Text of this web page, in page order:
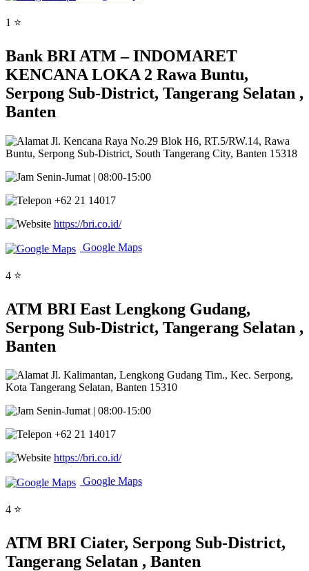
1 ⭐
Bank BRI ATM – INDOMARET
KENCANA LOKA 2 Rawa Buntu,
Serpong Sub-District, Tangerang Selatan ,
Banten
Jl. Kencana Raya No.29 Blok H6, RT.5/RW.14, Rawa
Buntu, Serpong Sub-District, South Tangerang City, Banten 15318
Senin-Jumat | 08:00-15:00
+62 21 14017
https://bri.co.id/
Google Maps
4 ⭐
ATM BRI East Lengkong Gudang,
Serpong Sub-District, Tangerang Selatan ,
Banten
Jl. Kalimantan, Lengkong Gudang Tim., Kec. Serpong,
Kota Tangerang Selatan, Banten 15310
Senin-Jumat | 08:00-15:00
+62 21 14017
https://bri.co.id/
Google Maps
4 ⭐
ATM BRI Ciater, Serpong Sub-District,
Tangerang Selatan , Banten